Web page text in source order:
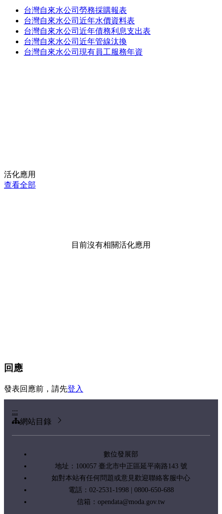
台灣自來水公司勞務採購報表
台灣自來水公司近年水價資料表
台灣自來水公司近年債務利息支出表
台灣自來水公司近年管線汰換
台灣自來水公司現有員工服務年資
活化應用
查看全部
目前沒有相關活化應用
回應
發表回應前，請先登入
:::
網站目錄
數位發展部
地址：100057 臺北市中正區延平南路143 號
如對本站有任何問題或意見歡迎聯絡客服中心
電話：02-2531-1998 | 0800-650-688
信箱： opendata@moda.gov.tw